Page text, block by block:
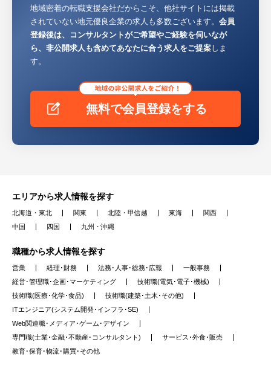
地域密着の転職支援会社だからこそ、他社サイトには掲載
されていない地元優良企業の求人も多数ございます。 会員
登録後は、コンサルタントがご希望やご経験を伺いなが
ら、非公開求人も含めてあなたに合う求人をご提案しま
す。
無料で会員登録をする
エリアから求人情報を探す
北海道・東北 関東 北陸・甲信越 東海
関西
中国
四国 九州・沖縄
職種から求人情報を探す
営業 経理･財務 法務･人事･総務･広報
一般事務
経営･管理職･企画･マーケティング
技術職(電気･電子･機械)
技術職(医療･化学･食品)
技術職(建築･土木･その他)
ITエンジニア(システム開発･インフラ･SE)
Web関連職･メディア･ゲーム･デザイン
専門職(士業･金融･不動産･コンサルタント)
サービス･外食･販売
教育･保育･物流･購買･その他